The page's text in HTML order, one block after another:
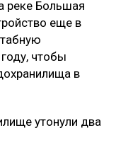
реке Большая
еще в
чтобы
в
утонули два